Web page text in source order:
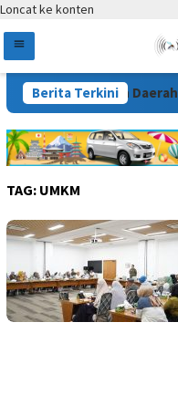
Loncat ke konten
Berita Terkini
Sesuai Kebutuhan
TAG: UMKM